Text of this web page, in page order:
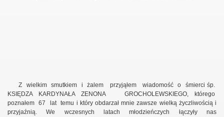
Z wielkim smutkiem i żalem przyjąłem wiadomość o śmierci śp.
KSIĘDZA
KARDYNAŁA ZENONA GROCHOLEWSKIEGO,
którego
poznałem
67 lat
temu i który obdarzał mnie zawsze wielką życzliwością i
przyjaźnią. We wczesnych latach młodzieńczych łączyły nas